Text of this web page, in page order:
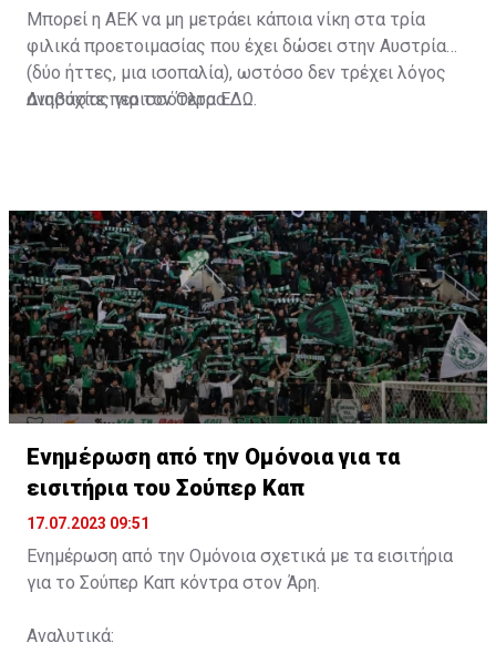
Μπορεί η ΑΕΚ να μη μετράει κάποια νίκη στα τρία
φιλικά προετοιμασίας που έχει δώσει στην Αυστρία
(δύο ήττες, μια ισοπαλία), ωστόσο δεν τρέχει λόγος
ανησυχίας για τον Όλτρα.
Διαβάστε περισσότεραΕΔΩ.
Ενημέρωση από την Ομόνοια για τα
εισιτήρια του Σούπερ Καπ
17.07.2023 09:51
Ενημέρωση από την Ομόνοια σχετικά με τα εισιτήρια
για το Σούπερ Καπ κόντρα στον Άρη.
Αναλυτικά: